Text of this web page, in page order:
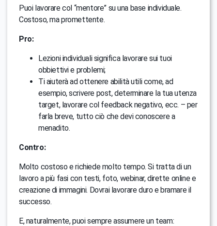
Puoi lavorare col “mentore” su una base individuale.
Costoso, ma promettente.
Pro:
Lezioni individuali significa lavorare sui tuoi
obbiettivi e problemi;
Ti aiuterà ad ottenere abilità utili come, ad
esempio, scrivere post, determinare la tua utenza
target, lavorare col feedback negativo, ecc. – per
farla breve, tutto ciò che devi conoscere a
menadito.
Contro:
Molto costoso e richiede molto tempo. Si tratta di un
lavoro a più fasi con testi, foto, webinar, dirette online e
creazione di immagini. Dovrai lavorare duro e bramare il
successo.
E, naturalmente, puoi sempre assumere un team: